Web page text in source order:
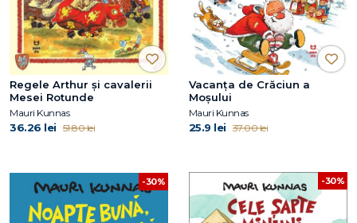
Regele Arthur și cavalerii
Mesei Rotunde
Mauri Kunnas
36.26 lei 51.80 lei
Vacanța de Crăciun a
Moșului
Mauri Kunnas
25.9 lei 37.00 lei
-30% -30%